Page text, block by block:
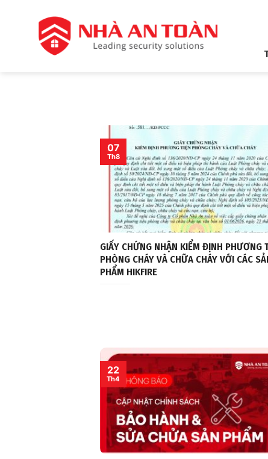
GIẤY CHỨNG NHẬN KIỂM ĐỊNH PHƯƠNG
PHÒNG CHÁY VÀ CHỮA CHÁY VỚI CÁC
PHẨM HIKFIRE
07
Th8
22
Th4